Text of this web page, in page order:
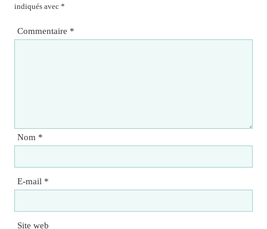
indiqués avec *
Commentaire *
Nom *
E-mail *
Site web